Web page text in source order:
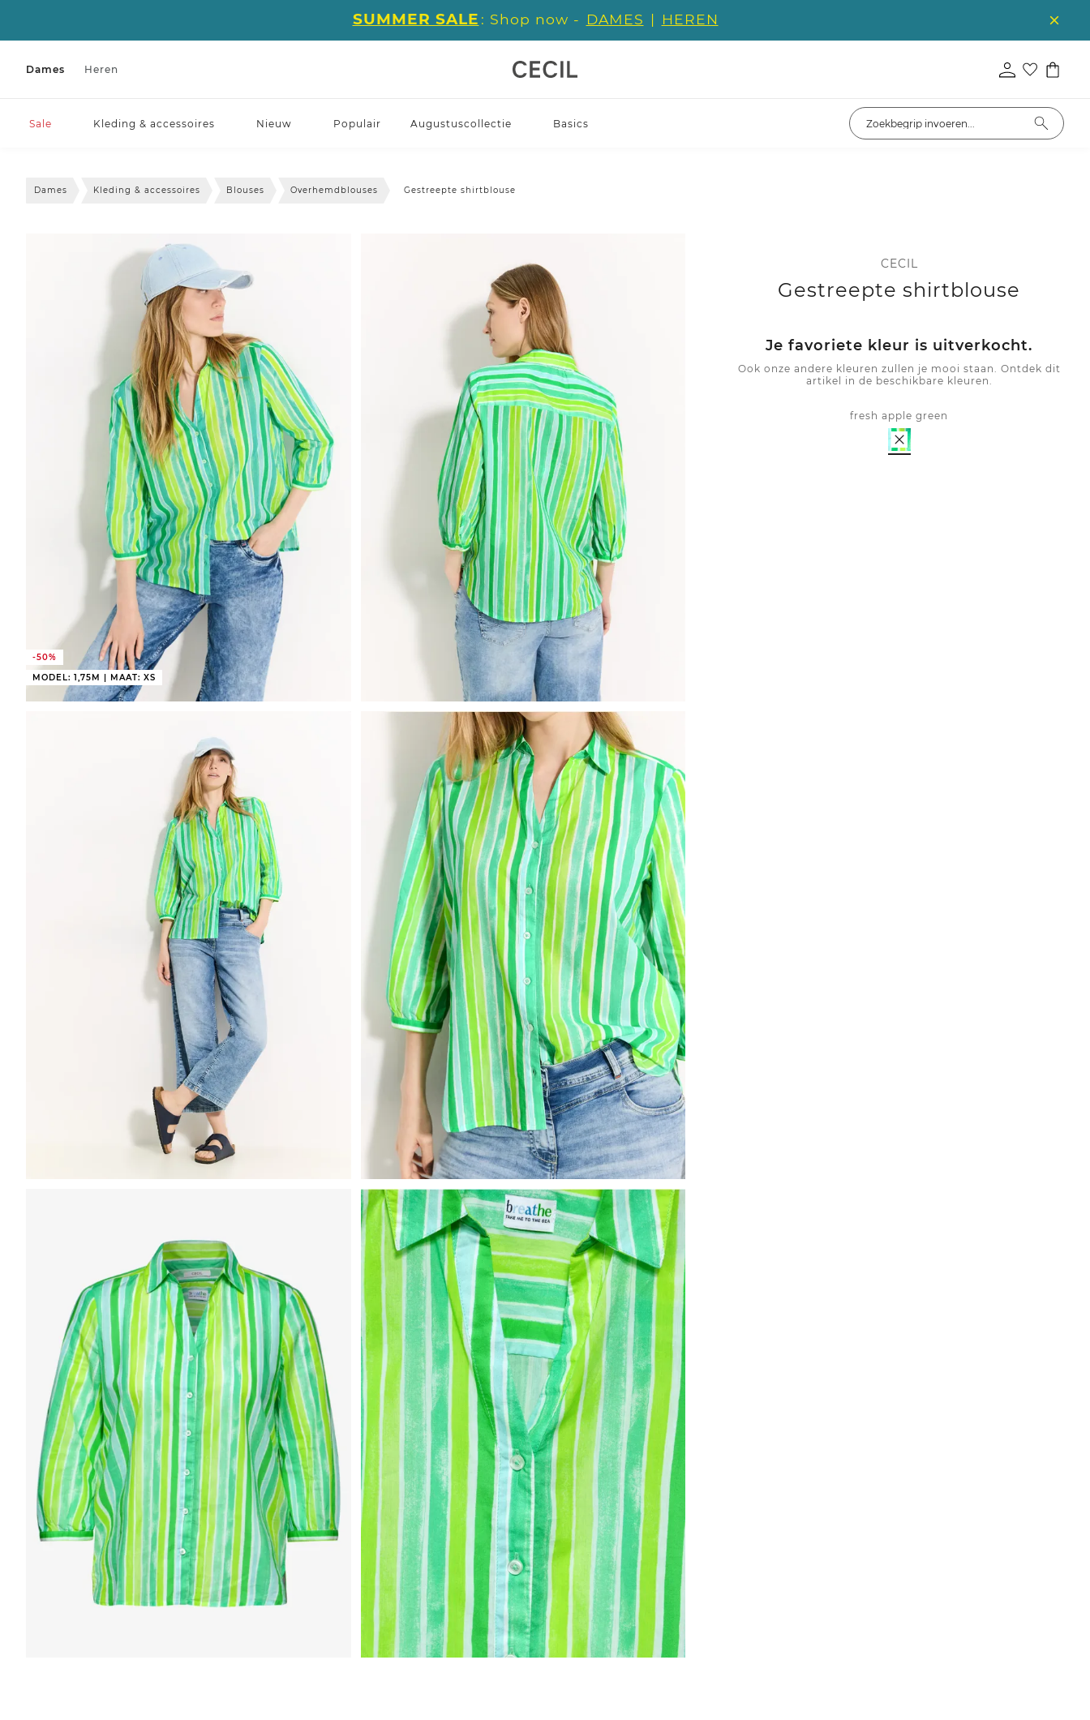
SUMMER SALE : Shop now - DAMES | HEREN
Dames Heren
Sale Kleding & accessoires Nieuw Populair Augustuscollectie Basics
Dames Kleding & accessoires Blouses Overhemdblouses Gestreepte shirtblouse
-50%
MODEL: 1,75M | MAAT: XS
CECIL
Gestreepte shirtblouse
Je favoriete kleur is uitverkocht.
Ook onze andere kleuren zullen je mooi staan. Ontdek dit
artikel in de beschikbare kleuren.
fresh apple green